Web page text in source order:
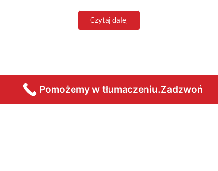
Czytaj dalej
Pomożemy w tłumaczeniu.Zadzwoń